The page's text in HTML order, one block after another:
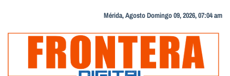
Mérida, Agosto Domingo 09, 2026, 07:04 am